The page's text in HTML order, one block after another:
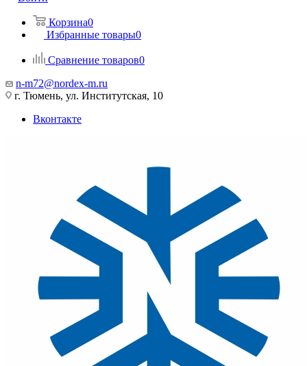
Корзина0
Избранные товары0
Сравнение товаров0
n-m72@nordex-m.ru
г. Тюмень, ул. Институтская, 10
Вконтакте